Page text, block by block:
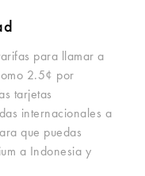
para llamar a
2.5¢ por
tarjetas
internacionales a
que puedas
a Indonesia y